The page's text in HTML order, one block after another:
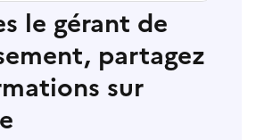
le gérant de
partagez
sur